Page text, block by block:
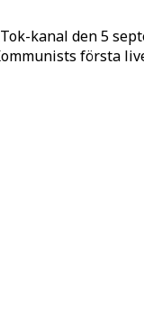
kanal den 5
första